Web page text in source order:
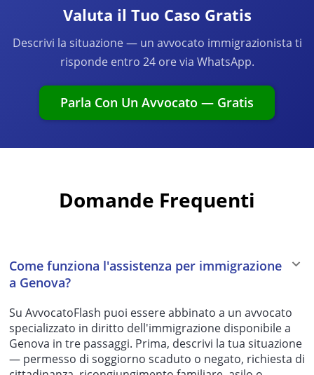
Valuta il Tuo Caso Gratis
Descrivi la situazione — un avvocato immigrazionista ti
risponde entro 24 ore via WhatsApp.
Parla Con Un Avvocato — Gratis
Domande Frequenti
Come funziona l'assistenza per immigrazione
a Genova?
Su AvvocatoFlash puoi essere abbinato a un avvocato
specializzato in diritto dell'immigrazione disponibile a
Genova in tre passaggi. Prima, descrivi la tua situazione
— permesso di soggiorno scaduto o negato, richiesta di